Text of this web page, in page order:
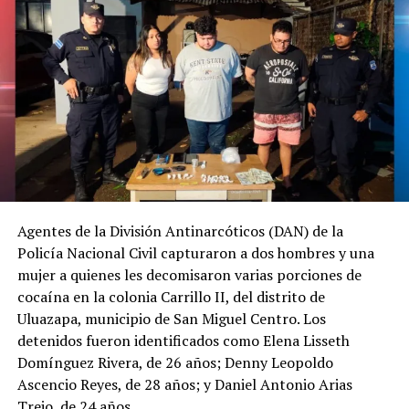
En «Economia»
14 octubre, 2022
En «Nacionales»
Presidente Bukele: «El
Salvador es ya el país más
seguro de América Latina»
En «Nacionales»
RELATED TOPICS: AMÉRICA LATINA
EL SALVADOR
INFLACIÓN
MENOS AFECTADOS QUINTA NACIÓ
UP NEXT
Autoridades recuperan casas que habían sido usurpadas
por pandilleros en Soyapango
DON'T MISS
Agentes de la División Antinarcóticos (DAN) de la
Policía Nacional Civil capturaron a dos hombres y una
mujer a quienes les decomisaron varias porciones de
cocaína en la colonia Carrillo II, del distrito de
Uluazapa, municipio de San Miguel Centro. Los
detenidos fueron identificados como Elena Lisseth
Domínguez Rivera, de 26 años; Denny Leopoldo
Ascencio Reyes, de 28 años; y Daniel Antonio Arias